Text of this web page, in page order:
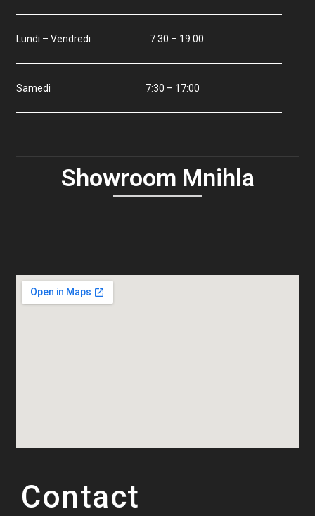
Lundi – Vendredi 7:30 – 19:00
Samedi 7:30 – 17:00
Showroom Mnihla
Contact